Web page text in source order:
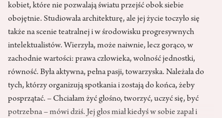
kobiet, które nie pozwalają światu przejść obok siebie
obojętnie. Studiowała architekturę, ale jej życie toczyło się
także na scenie teatralnej i w środowisku progresywnych
intelektualistów. Wierzyła, może naiwnie, lecz gorąco, w
zachodnie wartości: prawa człowieka, wolność jednostki,
równość. Była aktywna, pełna pasji, towarzyska. Należała do
tych, którzy organizują spotkania i zostają do końca, żeby
posprzątać. – Chciałam żyć głośno, tworzyć, uczyć się, być
potrzebna – mówi dziś. Jej głos miał kiedyś w sobie zapał i